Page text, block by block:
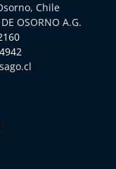
Chile
OSORNO A.G.